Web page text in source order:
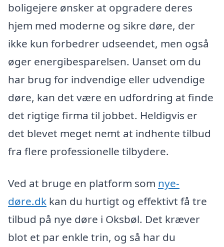
boligejere ønsker at opgradere deres
hjem med moderne og sikre døre, der
ikke kun forbedrer udseendet, men også
øger energibesparelsen. Uanset om du
har brug for indvendige eller udvendige
døre, kan det være en udfordring at finde
det rigtige firma til jobbet. Heldigvis er
det blevet meget nemt at indhente tilbud
fra flere professionelle tilbydere.
Ved at bruge en platform som nye-
døre.dk kan du hurtigt og effektivt få tre
tilbud på nye døre i Oksbøl. Det kræver
blot et par enkle trin, og så har du